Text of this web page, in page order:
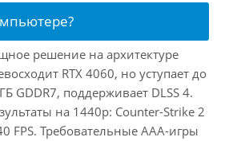
решение на архитектуре
RTX 4060, но уступает до
GDDR7, поддерживает DLSS 4.
на 1440p: Counter-Strike 2
FPS. Требовательные AAA-игры